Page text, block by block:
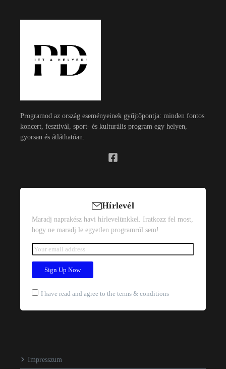
Programod az ország eseményeinek gyűjtőpontja: minden fontos
koncert, fesztivál, sport- és kulturális program egy helyen,
gyorsan és átláthatóan.
Hírlevél
Maradj naprakész havi hírlevelünkkel. Iratkozz fel most,
hogy ne maradj le egyetlen programról sem!
I have read and agree to the terms & conditions
Impresszum